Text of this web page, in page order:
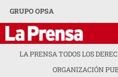
GRUPO OPSA
LA PRENSA TODOS LOS
ORGANIZACIÓN